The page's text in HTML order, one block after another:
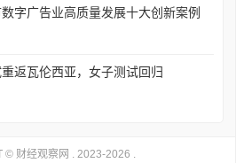
字广告业高质量发展十大创新案例
返瓦伦西亚，女子测试回归
© 财经观察网 . 2023-2026 .